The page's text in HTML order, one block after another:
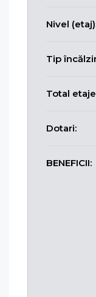
Nivel
Tip
Total
Dotari:
BENEFICII: